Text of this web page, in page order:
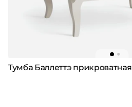
Тумба Баллеттэ прикроватная